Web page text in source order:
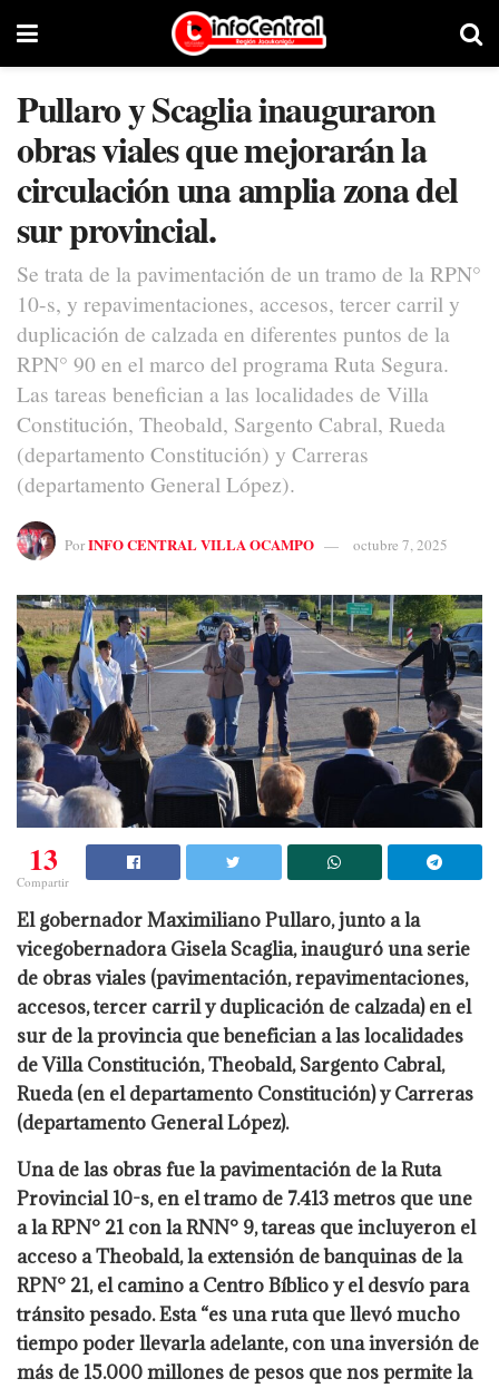
Pullaro y Scaglia inauguraron
obras viales que mejorarán la
circulación una amplia zona del
sur provincial.
Se trata de la pavimentación de un tramo de la RPN°
10-s, y repavimentaciones, accesos, tercer carril y
duplicación de calzada en diferentes puntos de la
RPN° 90 en el marco del programa Ruta Segura.
Las tareas benefician a las localidades de Villa
Constitución, Theobald, Sargento Cabral, Rueda
(departamento Constitución) y Carreras
(departamento General López).
PorINFO CENTRAL VILLA OCAMPO octubre 7, 2025
13
Compartir
El gobernador Maximiliano Pullaro, junto a la
vicegobernadora Gisela Scaglia, inauguró una serie
de obras viales (pavimentación, repavimentaciones,
accesos, tercer carril y duplicación de calzada) en el
sur de la provincia que benefician a las localidades
de Villa Constitución, Theobald, Sargento Cabral,
Rueda (en el departamento Constitución) y Carreras
(departamento General López).
Una de las obras fue la pavimentación de la Ruta
Provincial 10-s, en el tramo de 7.413 metros que une
a la RPN° 21 con la RNN° 9, tareas que incluyeron el
acceso a Theobald, la extensión de banquinas de la
RPN° 21, el camino a Centro Bíblico y el desvío para
tránsito pesado. Esta “es una ruta que llevó mucho
tiempo poder llevarla adelante, con una inversión de
más de 15.000 millones de pesos que nos permite la